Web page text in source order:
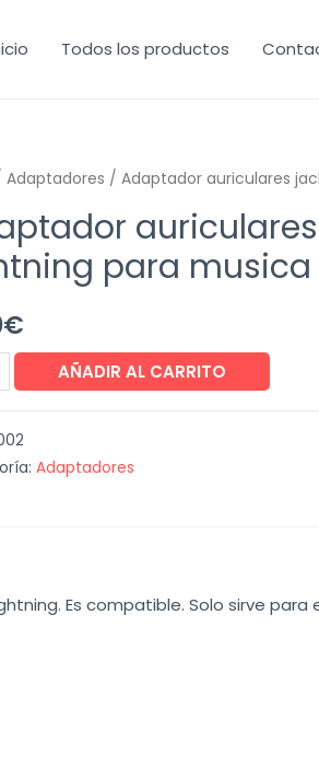
Todos los productos
Adaptadores / Adaptador auriculares
para musica
€
AÑADIR AL CARRITO
Adaptadores
Es compatible. Solo sirve para